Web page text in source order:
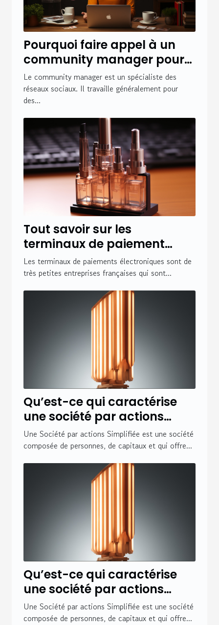
Pourquoi faire appel à un
community manager pour
la gestion des réseaux
sociaux de votre entreprise ?
Le community manager est un spécialiste des
réseaux sociaux. Il travaille généralement pour
des...
Tout savoir sur les
terminaux de paiement
électronique sans
abonnement
Les terminaux de paiements électroniques sont de
très petites entreprises françaises qui sont...
Qu’est-ce qui caractérise
une société par actions
simplifiée ?
Une Société par actions Simplifiée est une société
composée de personnes, de capitaux et qui offre...
Qu’est-ce qui caractérise
une société par actions
simplifiée ?
Une Société par actions Simplifiée est une société
composée de personnes, de capitaux et qui offre...